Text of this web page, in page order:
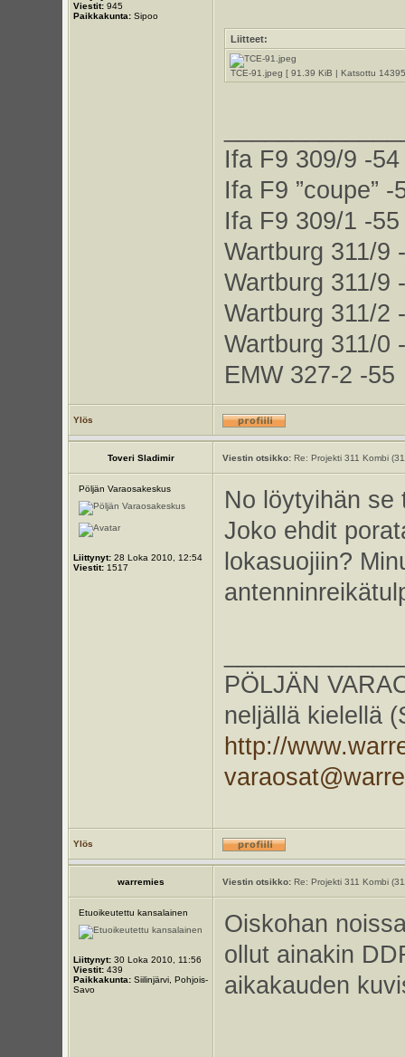
Viestit:945
Paikkakunta:Sipoo
Liitteet:
TCE-91.jpeg [ 91.39 KiB | Katsottu
Ifa F9 309/9 -54
Ifa F9 ”coupe” -
Ifa F9 309/1 -55
Wartburg 311/9
Wartburg 311/9
Wartburg 311/2
Wartburg 311/0
EMW 327-2 -55
Ylös
Toveri Sladimir Viestin otsikko:Re: Projekti 311 Kombi
Pöljän Varaosakeskus
Liittynyt:28 Loka 2010, 12:54
Viestit:1517
No löytyihän se
Joko ehdit
lokasuojiin?
PÖLJÄN
neljällä kielellä
http://
Ylös
warremies Viestin otsikko:Re: Projekti 311 Kombi
Etuoikeutettu kansalainen
Liittynyt:30 Loka 2010, 11:56
Viestit:439
Paikkakunta:Siilinjärvi, Pohjois-
Savo
Oiskohan
ollut ainakin
aikakauden